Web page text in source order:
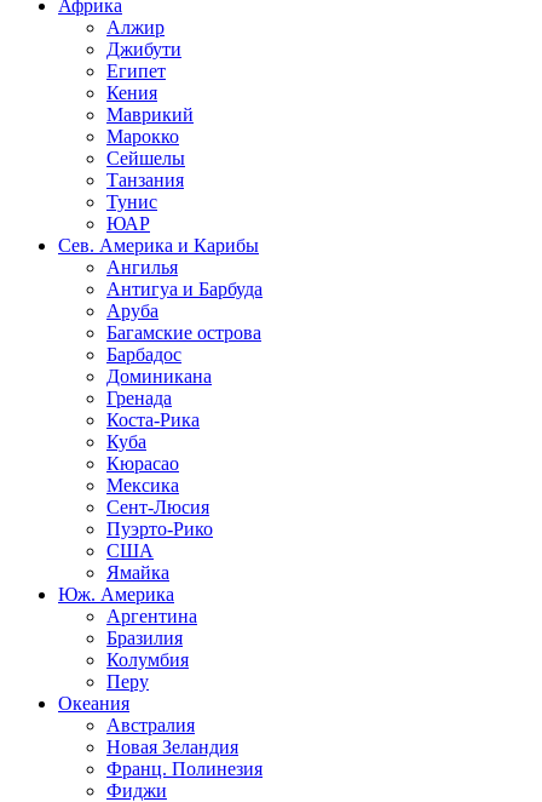
Африка
Алжир
Джибути
Египет
Кения
Маврикий
Марокко
Сейшелы
Танзания
Тунис
ЮАР
Сев. Америка и Карибы
Ангилья
Антигуа и Барбуда
Аруба
Багамские острова
Барбадос
Доминикана
Гренада
Коста-Рика
Куба
Кюрасао
Мексика
Сент-Люсия
Пуэрто-Рико
США
Ямайка
Юж. Америка
Аргентина
Бразилия
Колумбия
Перу
Океания
Австралия
Новая Зеландия
Франц. Полинезия
Фиджи